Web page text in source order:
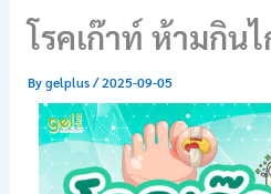
โรคเก๊าท์ ห้ามกิน
Bygelplus/2025-09-05